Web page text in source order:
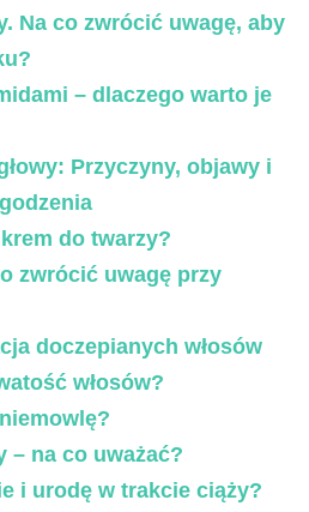
Na co zwrócić uwagę, aby
– dlaczego warto je
Przyczyny, objawy i
do twarzy?
zwrócić uwagę przy
doczepianych włosów
włosów?
– na co uważać?
i urodę w trakcie ciąży?